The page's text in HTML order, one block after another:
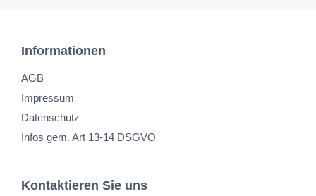
Informationen
AGB
Impressum
Datenschutz
Infos gem. Art 13-14 DSGVO
Kontaktieren Sie uns